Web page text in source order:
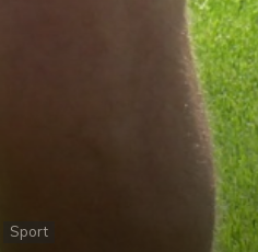
Sport